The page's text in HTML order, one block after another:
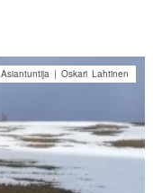
Asiantuntija | Oskari Lahtinen